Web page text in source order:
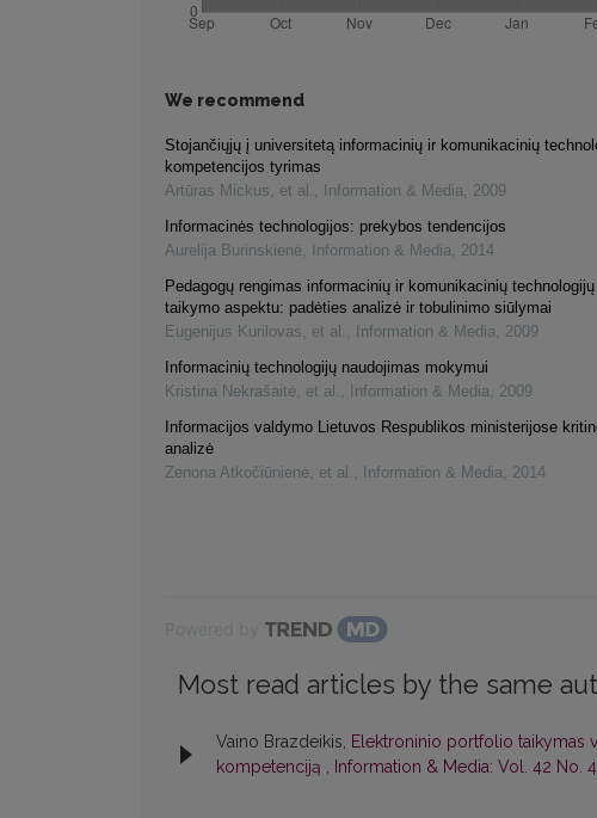
We recommend
Stojančiųjų į universitetą informacinių ir komunikacinių
kompetencijos tyrimas
Artūras Mickus, et al. , Information & Media, 2009
Informacinės technologijos: prekybos tendencijos
Aurelija Burinskienė, Information & Media, 2014
Pedagogų rengimas informacinių ir komunikacinių technologijų
taikymo aspektu: padėties analizė ir tobulinimo siūlymai
Eugenijus Kurilovas, et al. , Information & Media, 2009
Informacinių technologijų naudojimas mokymui
Kristina Nekrašaitė, et al. , Information & Media, 2009
Informacijos valdymo Lietuvos Respublikos ministerijose
analizė
Zenona Atkočiūnienė, et al. , Information & Media, 2014
Most read articles by the same
Vaino Brazdeikis, Elektroninio portfolio taikymas
kompetenciją , Information & Media: Vol. 42 No.